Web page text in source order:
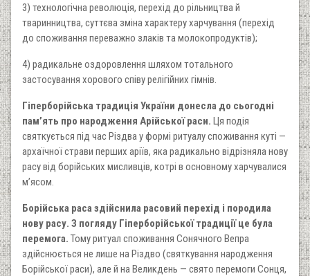
3) технологічна революція, перехід до рільництва й
тваринництва, суттєва зміна характеру харчування (перехід
до споживання переважно злаків та молокопродуктів);
4) радикальне оздоровлення шляхом тотального
застосування хорового співу релігійних гімнів.
Гіперборійська традиція України донесла до сьогодні
пам’ять про народження Арійської раси. Ця подія
святкується під час Різдва у формі ритуалу споживання куті —
архаїчної страви перших аріїв, яка радикально відрізняла нову
расу від борійських мисливців, котрі в основному харчувалися
м’ясом.
Борійська раса здійснила расовий перехід і породила
нову расу. З погляду Гіперборійської традиції це була
перемога. Тому ритуал споживання Сонячного Вепра
здійснюється не лише на Різдво (святкування народження
Борійської раси), але й на Великдень — свято перемоги Сонця,